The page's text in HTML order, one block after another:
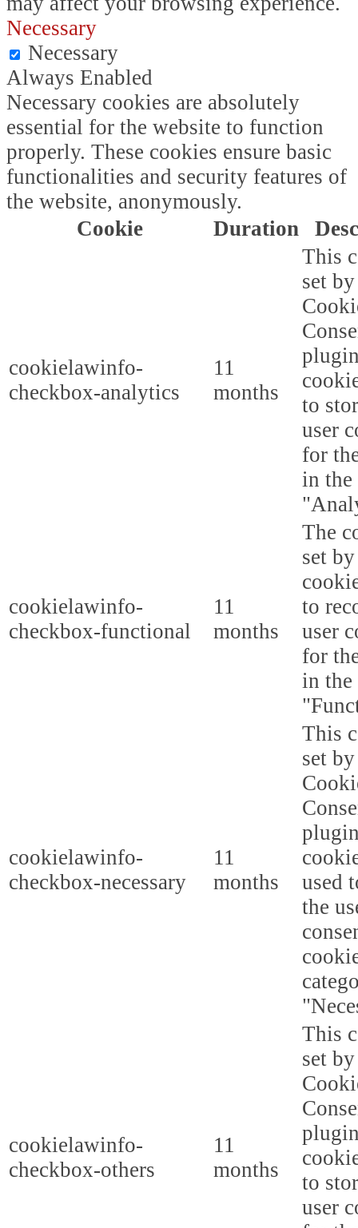
Necessary
Necessary
Always Enabled
Necessary cookies are absolutely
essential for the website to function
properly. These cookies ensure basic
functionalities and security features of
the website, anonymously.
Cookie
Duration
cookielawinfo-
checkbox-analytics
11
months
This
set
to
user
for
in the
cookielawinfo-
checkbox-functional
11
months
The
set
to
user
for
in the
cookielawinfo-
checkbox-necessary
11
months
This
set
used
the
cookielawinfo-
checkbox-others
11
months
This
set
to
user